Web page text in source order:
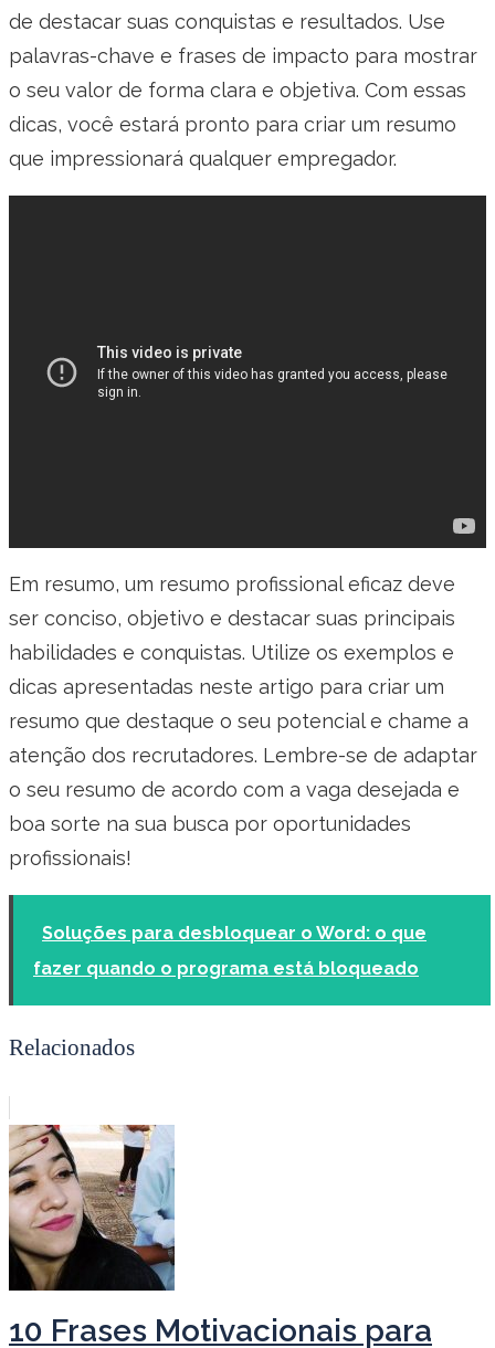
de destacar suas conquistas e resultados. Use
palavras-chave e frases de impacto para mostrar
o seu valor de forma clara e objetiva. Com essas
dicas, você estará pronto para criar um resumo
que impressionará qualquer empregador.
Em resumo, um resumo profissional eficaz deve
ser conciso, objetivo e destacar suas principais
habilidades e conquistas. Utilize os exemplos e
dicas apresentadas neste artigo para criar um
resumo que destaque o seu potencial e chame a
atenção dos recrutadores. Lembre-se de adaptar
o seu resumo de acordo com a vaga desejada e
boa sorte na sua busca por oportunidades
profissionais!
Soluções para desbloquear o Word: o que
fazer quando o programa está bloqueado
Relacionados
10 Frases Motivacionais para